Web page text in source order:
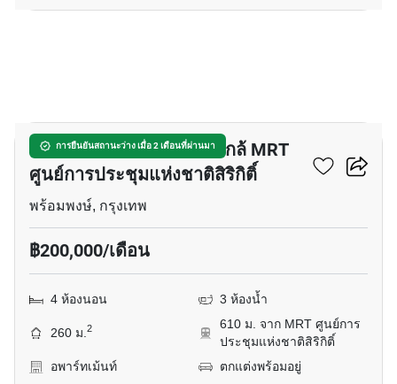
การยืนยันสถานะว่าง เมื่อ 2 เดือนที่ผ่านมา
อพาร์ทเมนต์ 4-ห้องนอน ใกล้ MRT
ศูนย์การประชุมแห่งชาติสิริกิติ์
พร้อมพงษ์, กรุงเทพ
฿200,000/เดือน
4 ห้องนอน 3 ห้องน้ำ
260 ม.2
610 ม. จาก MRT ศูนย์การ
ประชุมแห่งชาติสิริกิติ์
อพาร์ทเม้นท์
ตกแต่งพร้อมอยู่